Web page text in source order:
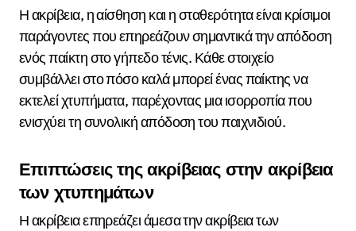
Η ακρίβεια, η αίσθηση και η σταθερότητα είναι κρίσιμοι
παράγοντες που επηρεάζουν σημαντικά την απόδοση
ενός παίκτη στο γήπεδο τένις. Κάθε στοιχείο
συμβάλλει στο πόσο καλά μπορεί ένας παίκτης να
εκτελεί χτυπήματα, παρέχοντας μια ισορροπία που
ενισχύει τη συνολική απόδοση του παιχνιδιού.
Επιπτώσεις της ακρίβειας στην ακρίβεια
των χτυπημάτων
Η ακρίβεια επηρεάζει άμεσα την ακρίβεια των